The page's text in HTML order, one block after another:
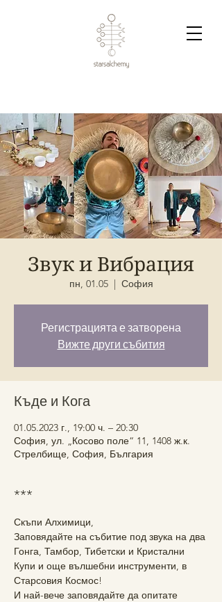
Звук и Вибрация
пн, 01.05
  |
София
Регистрацията е затворена
Вижте други събития
Къде и Кога
01.05.2023 г., 19:00 ч. – 20:30
София, ул. „Косово поле“ 11, 1408 ж.к.
Стрелбище, София, България
***
Скъпи Алхимици,
Заповядайте на събитие под звука на два
Гонга, Тамбор, Тибетски и Кристални
Купи и още вълшебни инструменти, в
Старсовия Космос!
И най-вече заповядайте да опитате